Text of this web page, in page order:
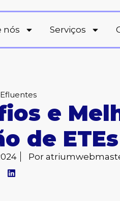
nós Serviços
e
de ETEs
Por